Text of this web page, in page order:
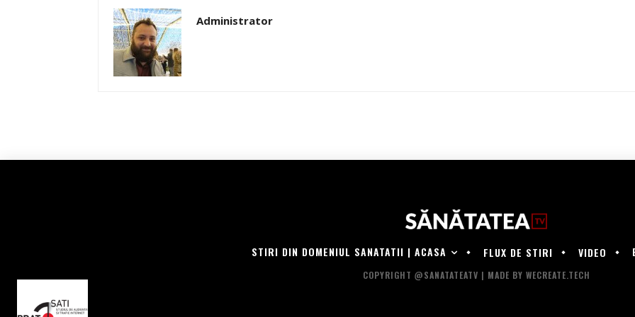
Administrator
STIRI DIN DOMENIUL SANATATII | ACASA FLUX DE STIRI VIDEO
COPYRIGHT @SANATATEATV | MADE BY WECREATE.TECH